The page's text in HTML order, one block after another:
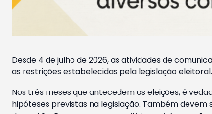
Desde 4 de julho de 2026, as atividades de
as restrições estabelecidas pela legislação eleitoral.
Nos três meses que antecedem as eleições, é
hipóteses previstas na legislação. Também